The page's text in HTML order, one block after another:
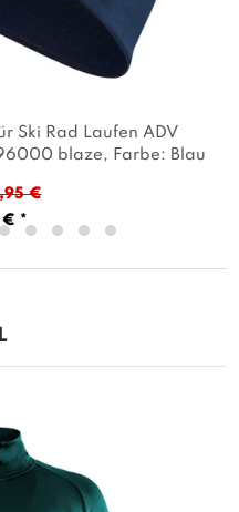
Ski Rad Laufen ADV
blaze, Farbe: Blau
€
€ *